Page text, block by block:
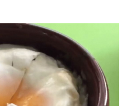
сыром и сметаной